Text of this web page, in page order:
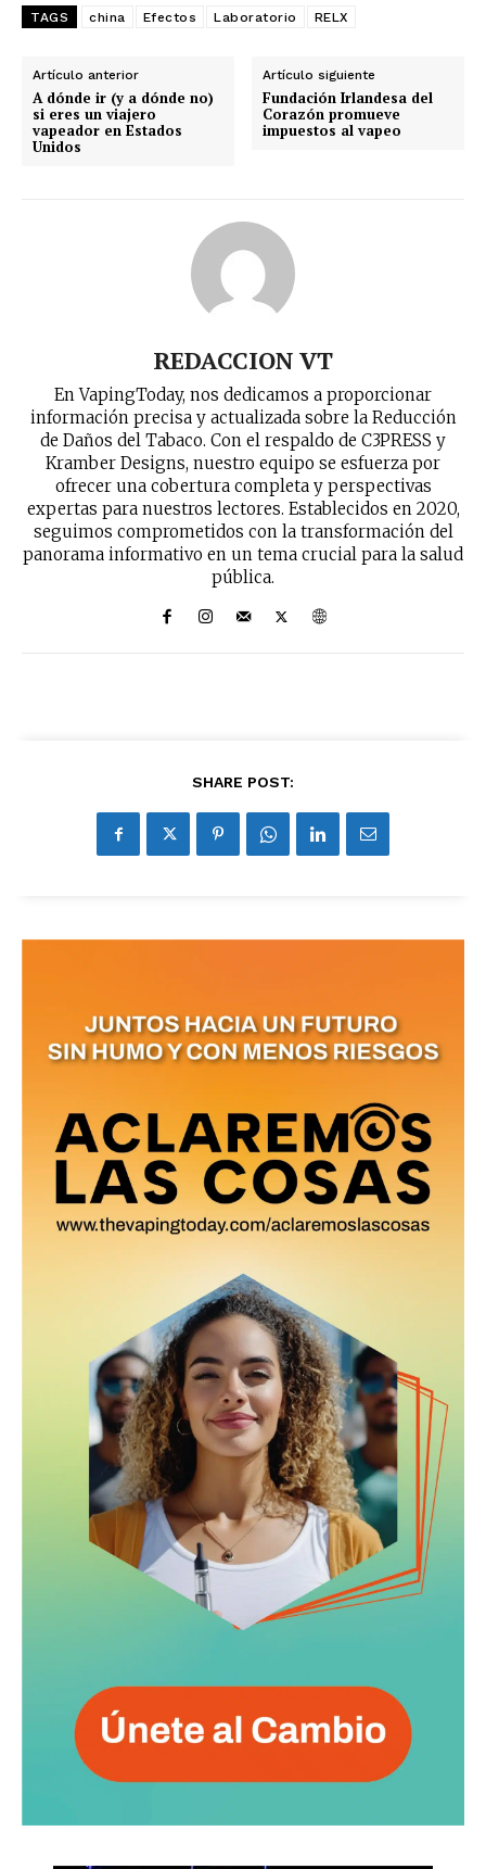
últimas noticias
Suscríbete a nuestro boletín diario y
electrónico.
Subscribe to our daily clipping and
receive all the news of vaping and
tobacco harm reduction in your email.
TAGS china Efectos Laboratorio RELX
Artículo anterior
A dónde ir (y a dónde no)
si eres un viajero
vapeador en Estados
Unidos
Artículo siguiente
Fundación Irlandesa del
Corazón promueve
impuestos al vapeo
REDACCION VT
En VapingToday, nos dedicamos a proporcionar
información precisa y actualizada sobre la Reducción
de Daños del Tabaco. Con el respaldo de C3PRESS y
Kramber Designs, nuestro equipo se esfuerza por
ofrecer una cobertura completa y perspectivas
expertas para nuestros lectores. Establecidos en 2020,
seguimos comprometidos con la transformación del
panorama informativo en un tema crucial para la salud
pública.
SHARE POST: